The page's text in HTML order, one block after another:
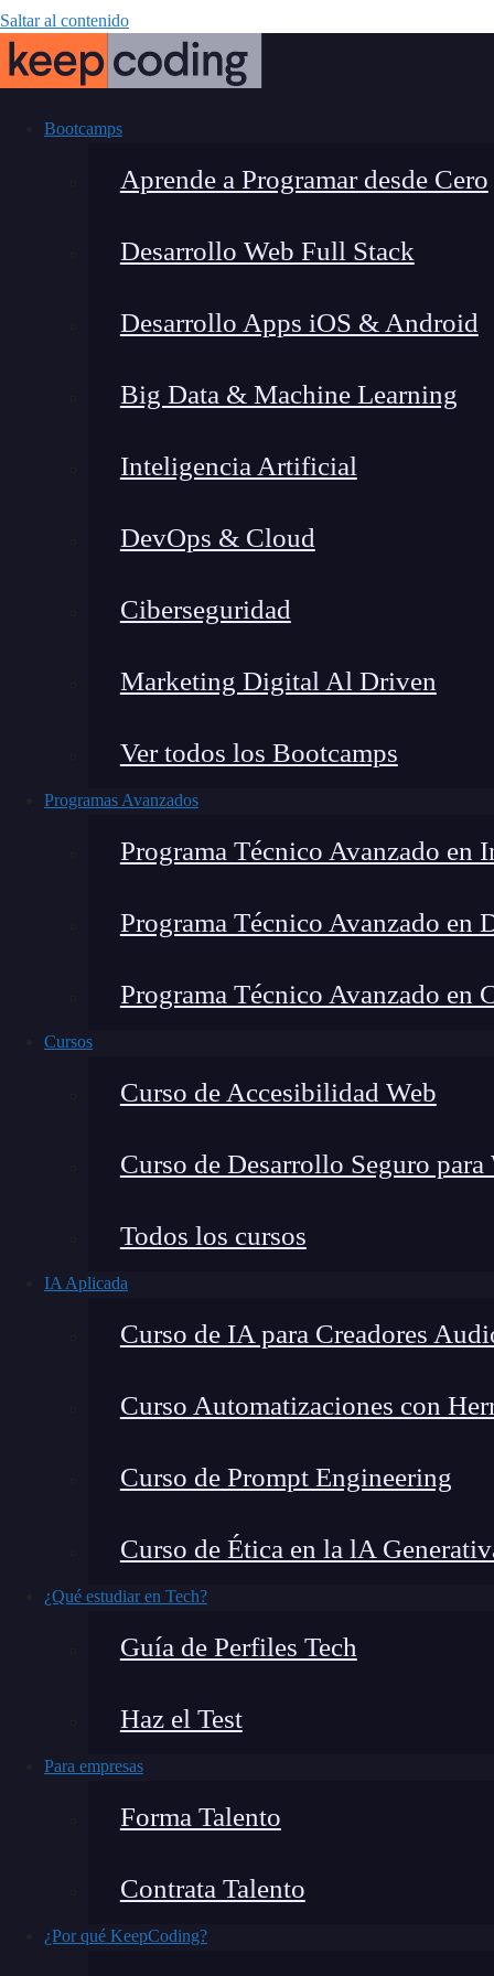
Saltar al contenido
Bootcamps
Aprende a Programar desde Cero
Desarrollo Web Full Stack
Desarrollo Apps iOS & Android
Big Data & Machine Learning
Inteligencia Artificial
DevOps & Cloud
Ciberseguridad
Marketing Digital Al Driven
Ver todos los Bootcamps
Programas Avanzados
Programa Técnico Avanzado en
Programa Técnico Avanzado
Programa Técnico Avanzado
Cursos
Curso de Accesibilidad Web
Curso de Desarrollo Seguro para
Todos los cursos
IA Aplicada
Curso de IA para Creadores
Curso Automatizaciones con
Curso de Prompt Engineering
Curso de Ética en la lA
¿Qué estudiar en Tech?
Guía de Perfiles Tech
Haz el Test
Para empresas
Forma Talento
Contrata Talento
¿Por qué KeepCoding?
El futuro
¿Qué
Lucia Gómez Salgado
Home»Blog »El futuro
Contribuyo a acercar la realidad del sector
Según elInforme sobre el Futuro del Trabajo
contable junior, una figura esencial hasta
Hoy analizamos por qué y, sobre todo,
¿Qué encontrarás en este post?
¿Qué hace un contable junior?